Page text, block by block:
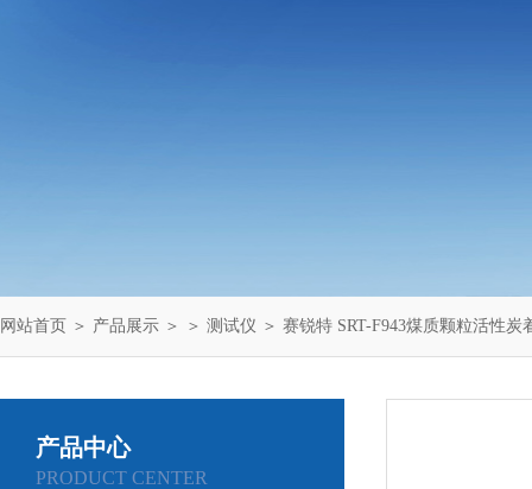
网站首页 ＞ 产品展示 ＞ ＞ 测试仪 ＞ 赛锐特 SRT-F943煤质颗粒活性
产品中心
PRODUCT CENTER